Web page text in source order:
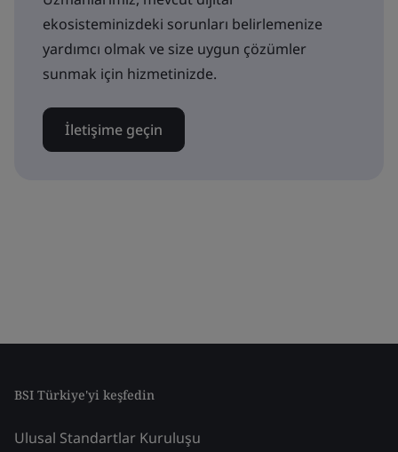
ekosisteminizdeki sorunları belirlemenize
yardımcı olmak ve size uygun çözümler
sunmak için hizmetinizde.
İletişime geçin
BSI Türkiye'yi keşfedin
Ulusal Standartlar Kuruluşu